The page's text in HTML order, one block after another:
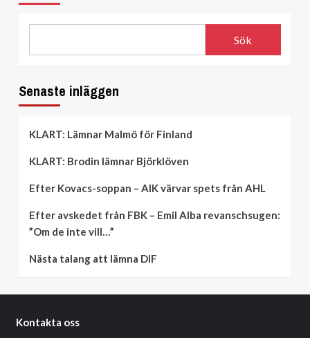
Sök
Senaste inläggen
KLART: Lämnar Malmö för Finland
KLART: Brodin lämnar Björklöven
Efter Kovacs-soppan – AIK värvar spets från AHL
Efter avskedet från FBK – Emil Alba revanschsugen:
”Om de inte vill…”
Nästa talang att lämna DIF
Kontakta oss